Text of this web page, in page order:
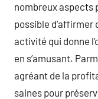
nombreux aspects
possible d’affirmer
activité qui donne
en s’amusant.
agréant de la
saines pour